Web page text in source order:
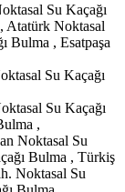
Su Kaçağı
Atatürk Noktasal
Bulma , Esatpaşa
Su Kaçağı
Su Kaçağı
,
Noktasal Su
Bulma , Türkiş
Noktasal Su